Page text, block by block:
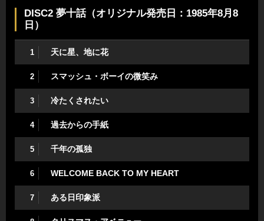
DISC2 夢十話（オリジナル発売日：1985年8月8
日）
1 天に星、地に花
2 スマッシュ・ボーイの微笑み
3 冷たくされたい
4 過去からの手紙
5 千年の孤独
6 WELCOME BACK TO MY HEART
7 ある日印象派